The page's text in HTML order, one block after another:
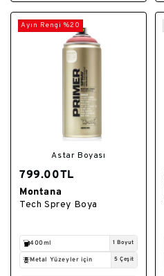
Ayın Rengi %20
Astar Boyası
799.00TL
Satıcı:
Montana
Tech Sprey Boya
400ml 1 Boyut
Metal Yüzeyler için 5 Çeşit